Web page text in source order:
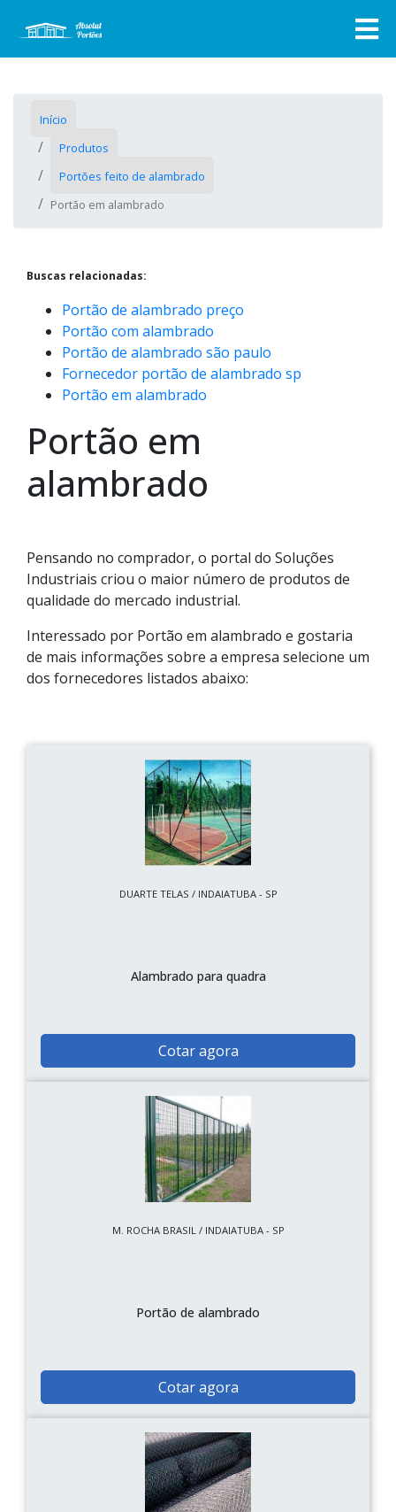
Início
Produtos
Portões feito de alambrado
Portão em alambrado
Buscas relacionadas:
Portão de alambrado preço
Portão com alambrado
Portão de alambrado são paulo
Fornecedor portão de alambrado sp
Portão em alambrado
Portão em
alambrado
Pensando no comprador, o portal do Soluções
Industriais criou o maior número de produtos de
qualidade do mercado industrial.
Interessado por Portão em alambrado e gostaria
de mais informações sobre a empresa selecione um
dos fornecedores listados abaixo:
DUARTE TELAS / INDAIATUBA - SP
Alambrado para quadra
Cotar agora
M. ROCHA BRASIL / INDAIATUBA - SP
Portão de alambrado
Cotar agora